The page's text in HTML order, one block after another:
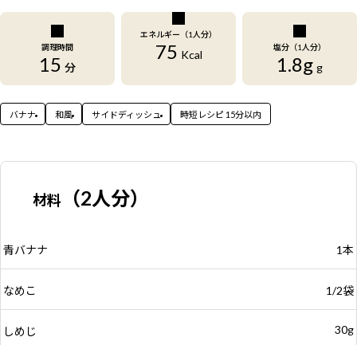
調理時間
15 分
エネルギー（1人分）
75 Kcal
塩分（1人分）
1.8g g
バナナ 和風 サイドディッシュ 時短レシピ 15分以内
材料 （2人分）
青バナナ 1本
なめこ 1/2袋
しめじ 30g